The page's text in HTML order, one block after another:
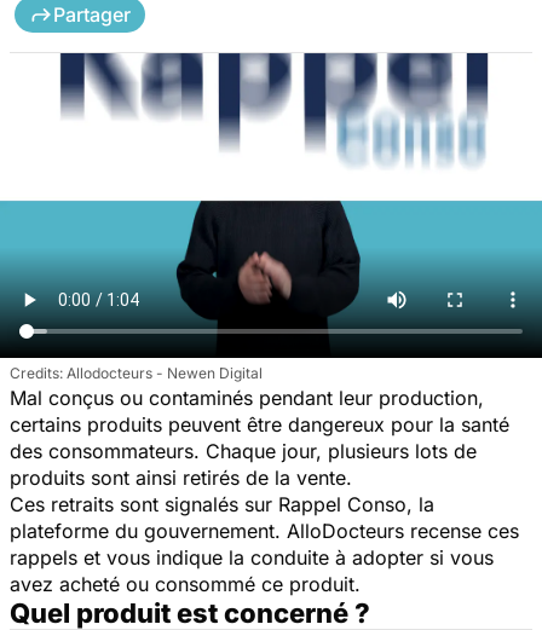
Partager
Allodocteurs - Newen Digital
Mal conçus ou contaminés pendant leur production,
certains produits peuvent être dangereux pour la santé
des consommateurs. Chaque jour, plusieurs lots de
produits sont ainsi retirés de la vente.
Ces retraits sont signalés sur Rappel Conso, la
plateforme du gouvernement. AlloDocteurs recense ces
rappels et vous indique la conduite à adopter si vous
avez acheté ou consommé ce produit.
Quel produit est concerné ?